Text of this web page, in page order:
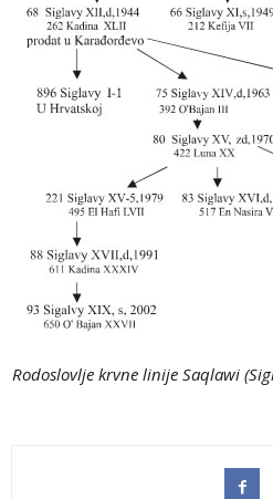
Rodoslovlje krvne linije Saqlawi